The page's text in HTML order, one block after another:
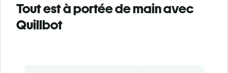
Tout est à portée de main avec
Quillbot